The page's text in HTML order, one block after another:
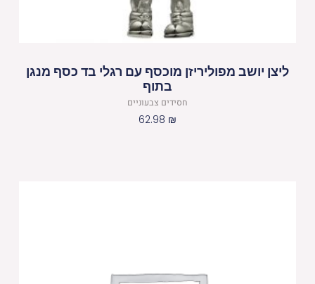
ליצן יושב מפוליריזן מוכסף עם רגלי בד כסף מנגן
בתוף
חסידים צבעוניים
62.98 ₪